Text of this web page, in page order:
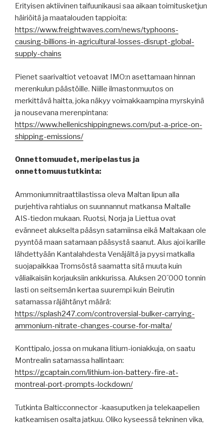
Erityisen aktiivinen taifuunikausi saa aikaan toimitusketjun
häiriöitä ja maatalouden tappioita:
https://www.freightwaves.com/news/typhoons-
causing-billions-in-agricultural-losses-disrupt-global-
supply-chains
Pienet saarivaltiot vetoavat IMO:n asettamaan hinnan
merenkulun päästöille. Niille ilmastonmuutos on
merkittävä haitta, joka näkyy voimakkaampina myrskyinä
ja nousevana merenpintana:
https://www.hellenicshippingnews.com/put-a-price-on-
shipping-emissions/
Onnettomuudet, meripelastus ja
onnettomuustutkinta:
Ammoniumnitraattilastissa oleva Maltan lipun alla
purjehtiva rahtialus on suunnannut matkansa Maltalle
AIS-tiedon mukaan. Ruotsi, Norja ja Liettua ovat
evänneet alukselta pääsyn satamiinsa eikä Maltakaan ole
pyyntöä maan satamaan pääsystä saanut. Alus ajoi karille
lähdettyään Kantalahdesta Venäjältä ja pyysi matkalla
suojapaikkaa Tromsöstä saamatta sitä muuta kuin
väliaikaisiin korjauksiin ankkurissa. Aluksen 20´000 tonnin
lasti on seitsemän kertaa suurempi kuin Beirutin
satamassa räjähtänyt määrä:
https://splash247.com/controversial-bulker-carrying-
ammonium-nitrate-changes-course-for-malta/
Konttipalo, jossa on mukana litium-ioniakkuja, on saatu
Montrealin satamassa hallintaan:
https://gcaptain.com/lithium-ion-battery-fire-at-
montreal-port-prompts-lockdown/
Tutkinta Balticconnector -kaasuputken ja telekaapelien
katkeamisen osalta jatkuu. Oliko kyseessä tekninen vika,